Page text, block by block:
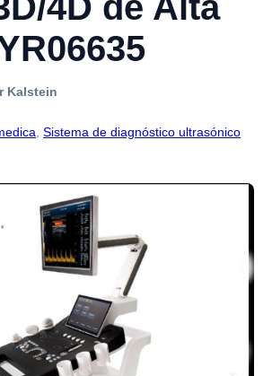
Kalstein
Sistema de diagnóstico ultrasónico